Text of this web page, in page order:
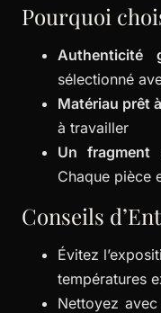
Pourquoi
Authenticité
sélectionné
Matériau prêt
à travailler
Un fragment
Chaque pièce
Conseils
Évitez
températures
Nettoyez